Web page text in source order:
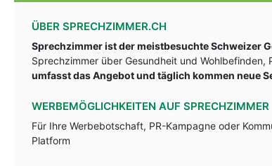
ÜBER SPRECHZIMMER.CH
Sprechzimmer ist der meistbesuchte Schweizer
Sprechzimmer über Gesundheit und Wohlbefinden,
umfasst das Angebot und täglich kommen neue
WERBEMÖGLICHKEITEN AUF SPRECHZIMMER
Für Ihre Werbebotschaft, PR-Kampagne oder
Platform